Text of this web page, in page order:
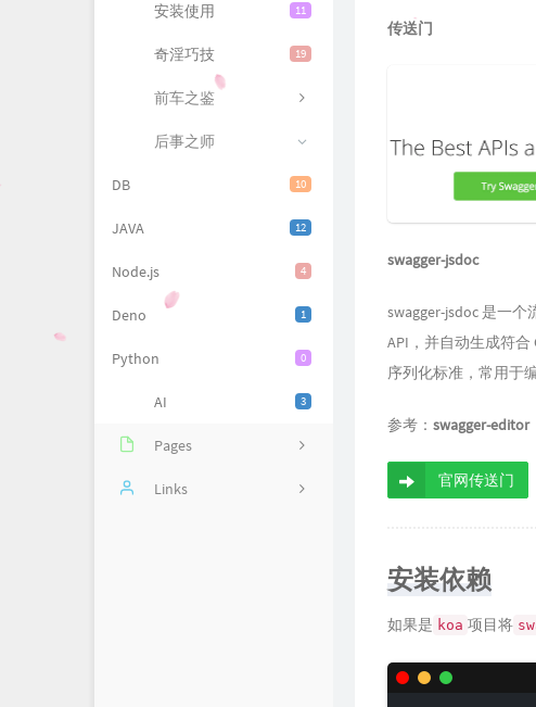
11
安装使用
19
奇淫巧技
前车之鉴
后事之师
10
DB
12
JAVA
4
Node.js
1
Deno
0
Python
3
AI
Pages
关于博主
Links
传送门
swagger-jsdoc
swagger-jsdoc 是一
API，并自动生成符合
序列化标准，常用于
参考： swagger-editor
官网传送门
安装依赖
如果是 koa 项目将